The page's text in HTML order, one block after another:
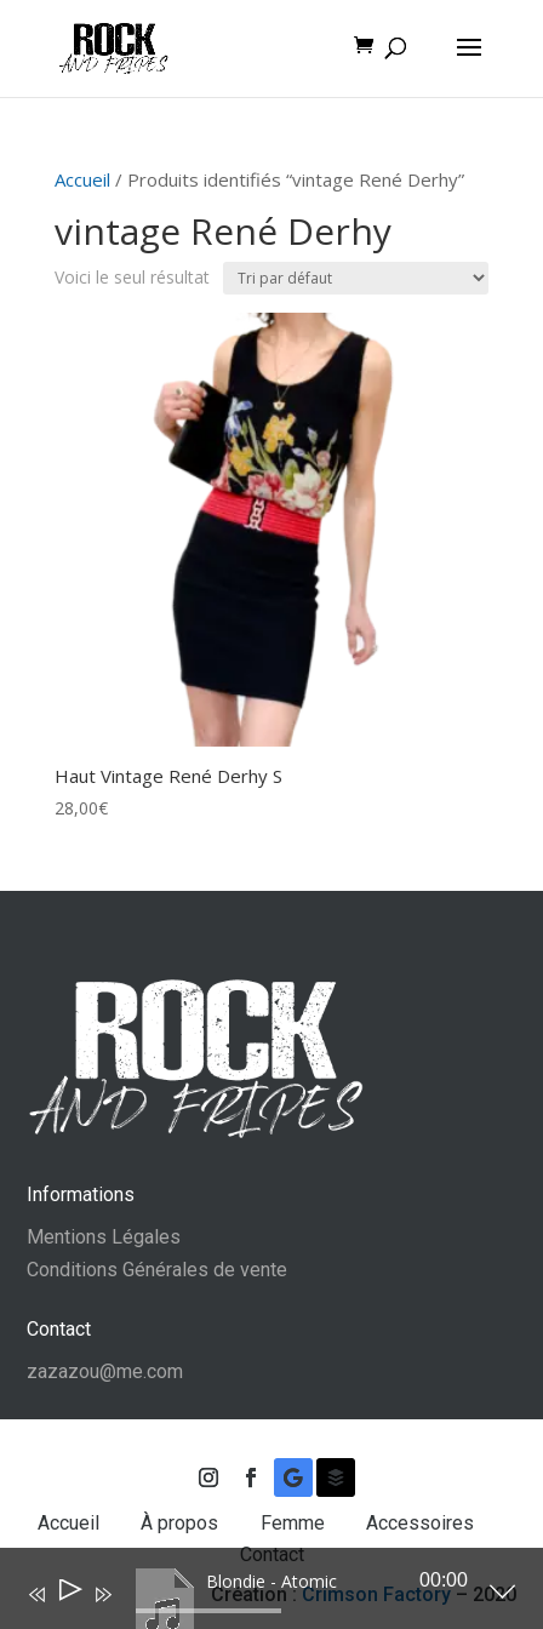
Accueil / Produits identifiés “vintage René Derhy”
vintage René Derhy
Voici le seul résultat
Haut Vintage René Derhy S
28,00€
Informations
Mentions Légales
Conditions Générales de vente
Contact
zazazou@me.com
Accueil À propos Femme
Accessoires
Contact
Création :Crimson Factory– 2020
Blondie - Atomic
Lecteur
00:00